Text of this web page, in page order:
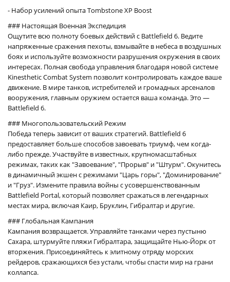
- Набор усилений опыта Tombstone XP Boost
### Настоящая Военная Экспедиция
Ощутите всю полноту боевых действий с Battlefield 6. Ведите
напряженные сражения пехоты, взмывайте в небеса в воздушных
боях и используйте возможности разрушения окружения в своих
интересах. Полная свобода управления благодаря новой системе
Kinesthetic Combat System позволит контролировать каждое ваше
движение. В мире танков, истребителей и громадных арсеналов
вооружения, главным оружием остается ваша команда. Это —
Battlefield 6.
### Многопользовательский Режим
Победа теперь зависит от ваших стратегий. Battlefield 6
предоставляет больше способов завоевать триумф, чем когда-
либо прежде. Участвуйте в известных, крупномасштабных
режимах, таких как "Завоевание", "Прорыв" и "Штурм". Окунитесь
в динамичный экшен с режимами "Царь горы", "Доминирование"
и "Груз". Измените правила войны с усовершенствованным
Battlefield Portal, который позволяет сражаться в легендарных
местах мира, включая Каир, Бруклин, Гибралтар и другие.
### Глобальная Кампания
Кампания возвращается. Управляйте танками через пустыню
Сахара, штурмуйте пляжи Гибралтара, защищайте Нью-Йорк от
вторжения. Присоединяйтесь к элитному отряду морских
рейдеров, сражающихся без устали, чтобы спасти мир на грани
коллапса.